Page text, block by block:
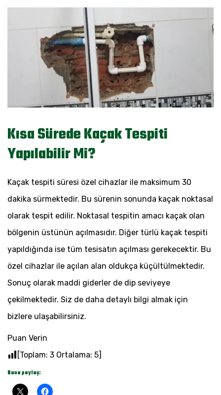
Kısa Sürede Kaçak Tespiti
Yapılabilir Mi?
Kaçak tespiti süresi özel cihazlar ile maksimum 30
dakika sürmektedir. Bu sürenin sonunda kaçak noktasal
olarak tespit edilir. Noktasal tespitin amacı kaçak olan
bölgenin üstünün açılmasıdır. Diğer türlü kaçak tespiti
yapıldığında ise tüm tesisatın açılması gerekecektir. Bu
özel cihazlar ile açılan alan oldukça küçültülmektedir.
Sonuç olarak maddi giderler de dip seviyeye
çekilmektedir. Siz de daha detaylı bilgi almak için
bizlere ulaşabilirsiniz.
Puan Verin
[Toplam: 3 Ortalama: 5]
Bunu paylaş: